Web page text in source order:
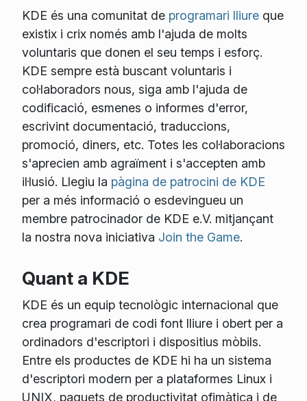
KDE és una comunitat de programari lliureque
existix i crix només amb l'ajuda de molts
voluntaris que donen el seu temps i esforç.
KDE sempre està buscant voluntaris i
col·laboradors nous, siga amb l'ajuda de
codificació, esmenes o informes d'error,
escrivint documentació, traduccions,
promoció, diners, etc. Totes les col·laboracions
s'aprecien amb agraïment i s'accepten amb
il·lusió. Llegiu la pàgina de patrocini de KDE
per a més informació o esdevingueu un
membre patrocinador de KDE e.V. mitjançant
la nostra nova iniciativa Join the Game.
Quant a KDE
KDE és un equip tecnològic internacional que
crea programari de codi font lliure i obert per a
ordinadors d'escriptori i dispositius mòbils.
Entre els productes de KDE hi ha un sistema
d'escriptori modern per a plataformes Linux i
UNIX, paquets de productivitat ofimàtica i de